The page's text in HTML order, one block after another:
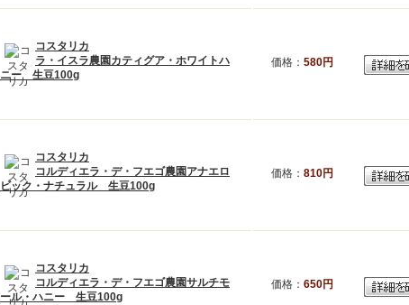
コスタリカ
ラ・イスラ農園カティグア・ホワイトハ
ニー 生豆100g
価格： 580円
コスタリカ
コルディエラ・デ・フエゴ農園アナエロ
ビック・ナチュラル 生豆100g
価格： 810円
コスタリカ
コルディエラ・デ・フエゴ農園サルチモ
ール・ハニー 生豆100g
価格： 650円